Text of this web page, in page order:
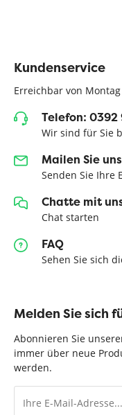
Kundenservice
Erreichbar von
Telefon: 0392
Wir sind für Sie
Mailen Sie uns
Senden Sie Ihre
Chatte mit
Chat starten
FAQ
Sehen Sie sich
Melden Sie sich
Abonnieren Sie
immer über neue
werden.